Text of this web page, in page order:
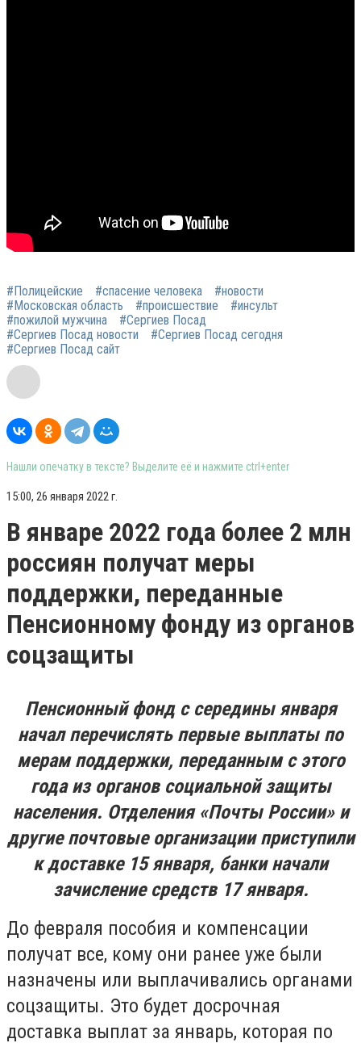
#Полицейские #спасение человека
#новости
#Московская область
#происшествие
#инсульт
#пожилой мужчина
#Сергиев Посад
#Сергиев Посад новости
#Сергиев Посад сегодня
#Сергиев Посад сайт
Нашли опечатку в тексте? Выделите её и нажмите ctrl+enter
15:00, 26 января 2022 г.
В январе 2022 года более 2 млн
россиян получат меры
поддержки, переданные
Пенсионному фонду из органов
соцзащиты
Пенсионный фонд с середины января
начал перечислять первые выплаты по
мерам поддержки, переданным с этого
года из органов социальной защиты
населения. Отделения «Почты России» и
другие почтовые организации приступили
к доставке 15 января, банки начали
зачисление средств 17 января.
До февраля пособия и компенсации
получат все, кому они ранее уже были
назначены или выплачивались органами
соцзащиты. Это будет досрочная
доставка выплат за январь, которая по